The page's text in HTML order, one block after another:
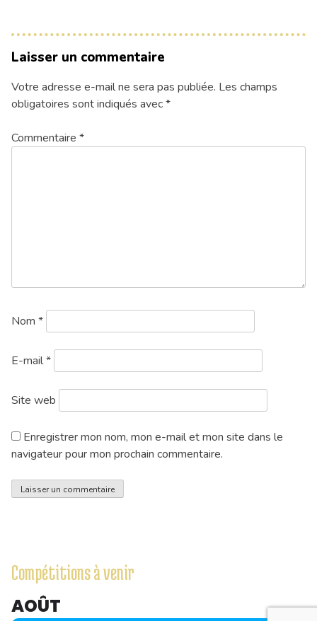
Laisser un commentaire
Votre adresse e-mail ne sera pas publiée. Les champs
obligatoires sont indiqués avec*
Commentaire *
Nom *
E-mail*
Site web
Enregistrer mon nom, mon e-mail et mon site dans le
navigateur pour mon prochain commentaire.
Compétitions à venir
AOÛT